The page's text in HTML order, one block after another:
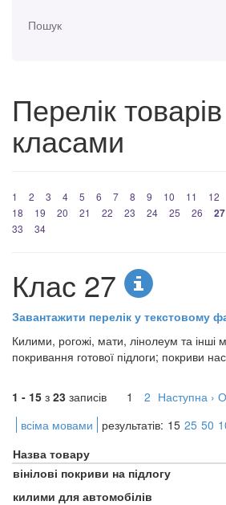
Пошук
Перелік
класами
1 2 3 4 5 6 7 8 9 10 11 12
18
19 20 21 22 23 24 25 26 27
33
34
Клас 27
Завантажити перелік у текстовому
Килими, рогожі, мати, лінолеум та інші
покривання готової підлоги; покриви
1 - 15 з 23 записів 1 2 Наступна ›
всіма мовами
результатів: 15 25 50
Назва товару
вінілові покриви на підлогу
килими для автомобілів